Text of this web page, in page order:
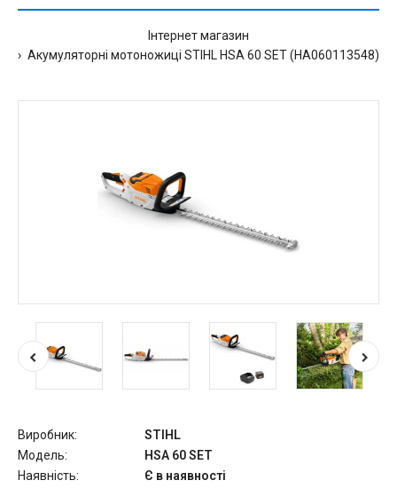
Інтернет магазин
Акумуляторні мотоножиці STIHL HSA 60 SET (HA060113548)
Виробник:
STIHL
Модель:
HSA 60 SET
Наявність:
Є в наявності